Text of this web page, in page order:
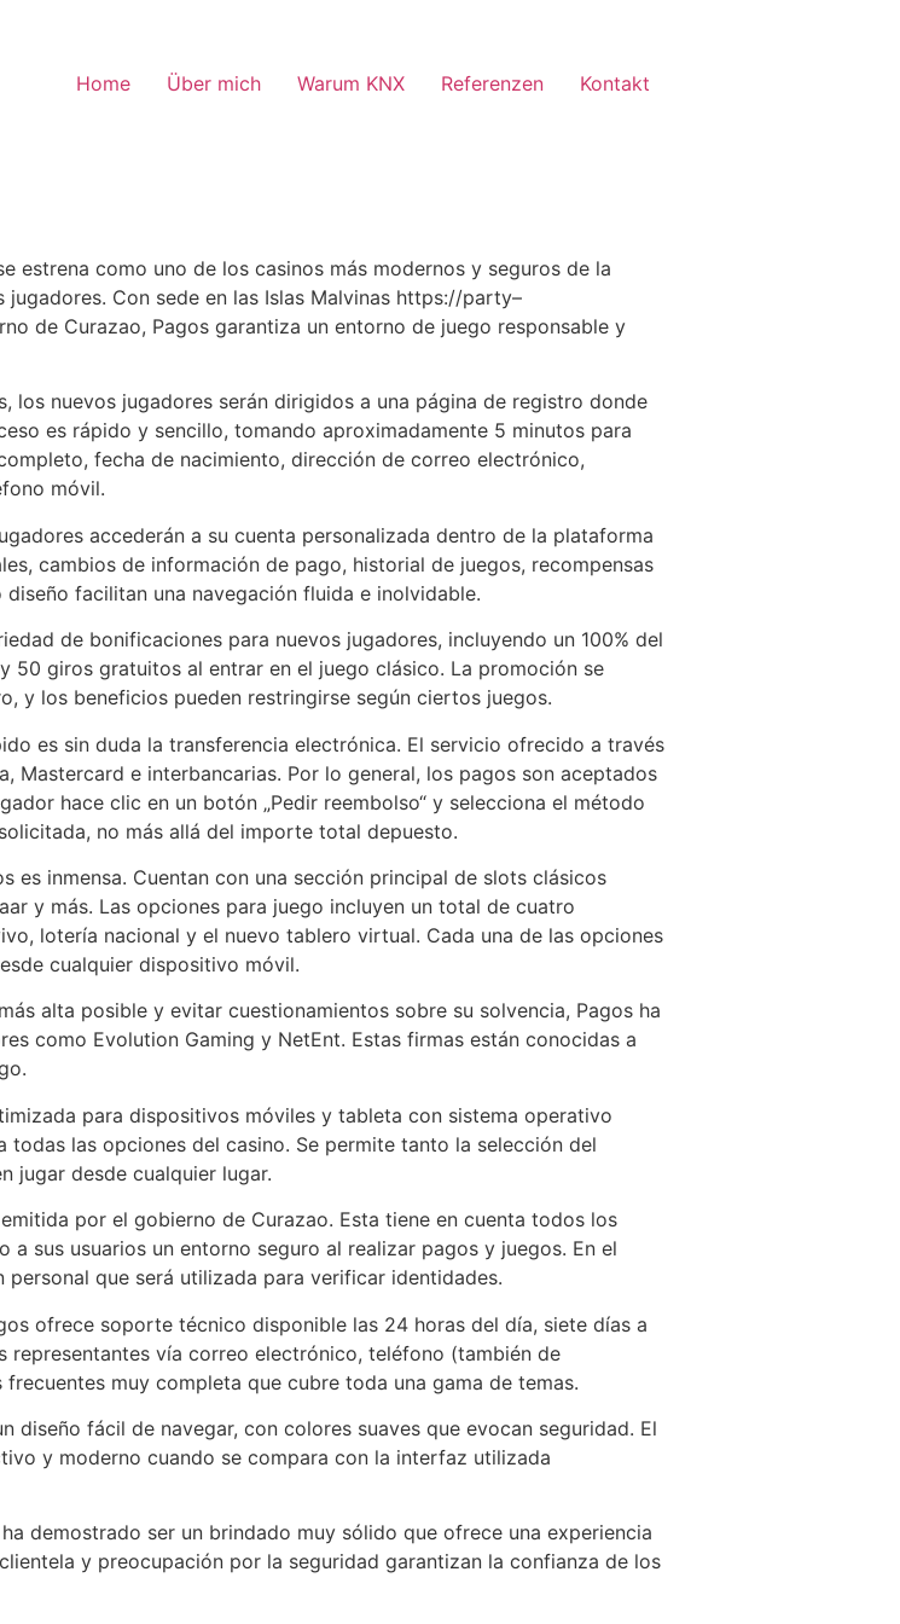
Home Über mich Warum KNX Referenzen Kontakt
estrena como uno de los casinos más modernos y seguros de la
Con sede en las Islas Malvinas https://party–
de Curazao, Pagos garantiza un entorno de juego responsable y
los nuevos jugadores serán dirigidos a una página de registro donde
es rápido y sencillo, tomando aproximadamente 5 minutos para
fecha de nacimiento, dirección de correo electrónico,
móvil.
accederán a su cuenta personalizada dentro de la plataforma
cambios de información de pago, historial de juegos, recompensas
facilitan una navegación fluida e inolvidable.
de bonificaciones para nuevos jugadores, incluyendo un 100% del
50 giros gratuitos al entrar en el juego clásico. La promoción se
y los beneficios pueden restringirse según ciertos juegos.
es sin duda la transferencia electrónica. El servicio ofrecido a través
Mastercard e interbancarias. Por lo general, los pagos son aceptados
hace clic en un botón „Pedir reembolso“ y selecciona el método
no más allá del importe total depuesto.
es inmensa. Cuentan con una sección principal de slots clásicos
y más. Las opciones para juego incluyen un total de cuatro
lotería nacional y el nuevo tablero virtual. Cada una de las opciones
cualquier dispositivo móvil.
alta posible y evitar cuestionamientos sobre su solvencia, Pagos ha
como Evolution Gaming y NetEnt. Estas firmas están conocidas a
para dispositivos móviles y tableta con sistema operativo
las opciones del casino. Se permite tanto la selección del
jugar desde cualquier lugar.
por el gobierno de Curazao. Esta tiene en cuenta todos los
sus usuarios un entorno seguro al realizar pagos y juegos. En el
que será utilizada para verificar identidades.
ofrece soporte técnico disponible las 24 horas del día, siete días a
representantes vía correo electrónico, teléfono (también de
muy completa que cubre toda una gama de temas.
diseño fácil de navegar, con colores suaves que evocan seguridad. El
y moderno cuando se compara con la interfaz utilizada
demostrado ser un brindado muy sólido que ofrece una experiencia
y preocupación por la seguridad garantizan la confianza de los